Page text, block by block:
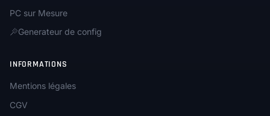
PC sur Mesure
Generateur de config
INFORMATIONS
Mentions légales
CGV